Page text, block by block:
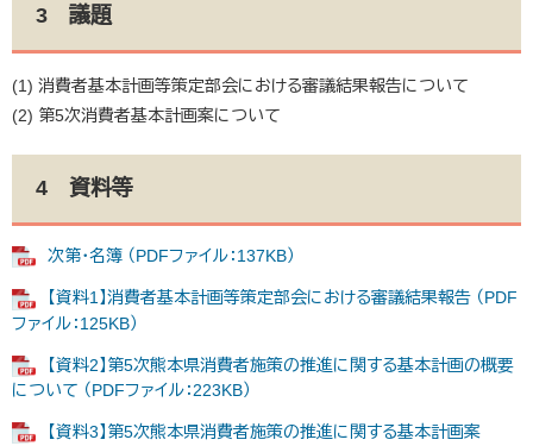
3 議題
(1) 消費者基本計画等策定部会における審議結果報告について
(2) 第5次消費者基本計画案について
4 資料等
次第・名簿 （PDFファイル：137KB）
【資料1】消費者基本計画等策定部会における審議結果報告 （PDF
ファイル：125KB）
【資料2】第5次熊本県消費者施策の推進に関する基本計画の概要
について （PDFファイル：223KB）
【資料3】第5次熊本県消費者施策の推進に関する基本計画案